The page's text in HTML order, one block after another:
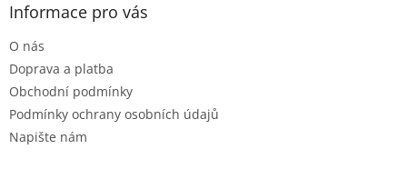
Informace pro vás
O nás
Doprava a platba
Obchodní podmínky
Podmínky ochrany osobních údajů
Napište nám